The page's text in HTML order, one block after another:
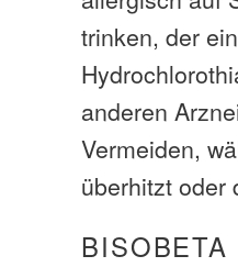
trinken, der
anderen
Vermeiden,
überhitzt oder